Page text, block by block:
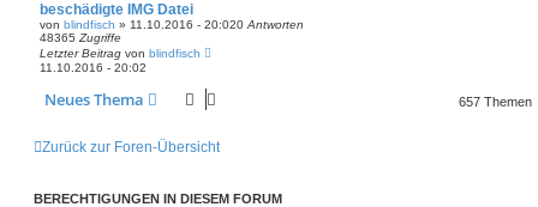
beschädigte IMG Datei
von blindfisch » 11.10.2016 - 20:020 Antworten
48365 Zugriffe
Letzter Beitrag von blindfisch
11.10.2016 - 20:02
Neues Thema 657 Themen
Zurück zur Foren-Übersicht
BERECHTIGUNGEN IN DIESEM FORUM